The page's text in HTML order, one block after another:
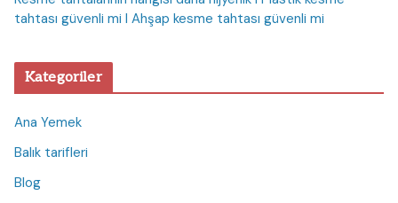
tahtası güvenli mi I Ahşap kesme tahtası güvenli mi
Kategoriler
Ana Yemek
Balık tarifleri
Blog